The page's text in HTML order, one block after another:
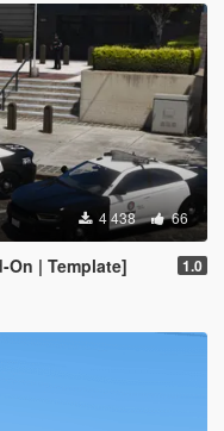
4 438 66
On | Template] 1.0